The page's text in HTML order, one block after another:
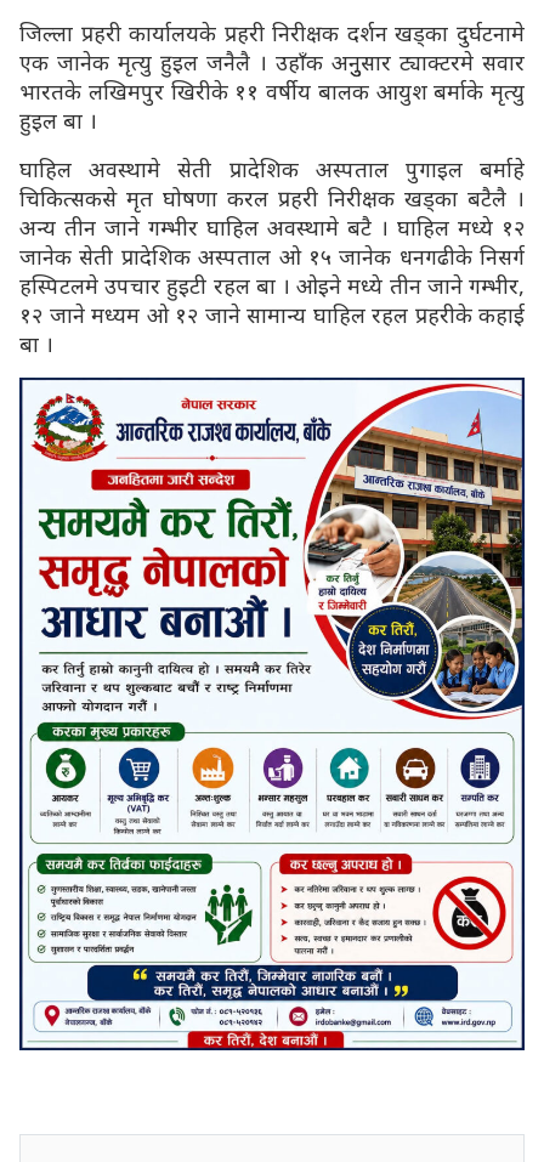
जिल्ला प्रहरी कार्यालयके प्रहरी निरीक्षक दर्शन खड्का दुर्घटनामे
एक जानेक मृत्यु हुइल जनैलै । उहाँक अनुुसार ट्याक्टरमे सवार
भारतके लखिमपुर खिरीके ११ वर्षीय बालक आयुश बर्माके मृत्यु
हुइल बा ।
घाहिल अवस्थामे सेती प्रादेशिक अस्पताल पुगाइल बर्माहे
चिकित्सकसे मृत घोषणा करल प्रहरी निरीक्षक खड्का बटैलै ।
अन्य तीन जाने गम्भीर घाहिल अवस्थामे बटै । घाहिल मध्ये १२
जानेक सेती प्रादेशिक अस्पताल ओ १५ जानेक धनगढीके निसर्ग
हस्पिटलमे उपचार हुइटी रहल बा । ओइने मध्ये तीन जाने गम्भीर,
१२ जाने मध्यम ओ १२ जाने सामान्य घाहिल रहल प्रहरीके कहाई
बा ।